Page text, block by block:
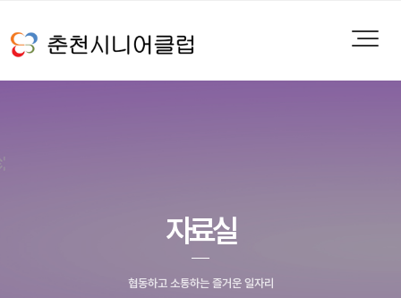
자료실
협동하고 소통하는 즐거운 일자리